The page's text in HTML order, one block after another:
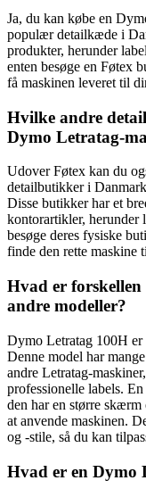
Ja, du kan købe en
populær detailkæde i
produkter, herunder
enten besøge en Føtex
få maskinen leveret til
Hvilke andre
Dymo Letratag-
Udover Føtex kan du
detailbutikker i
Disse butikker har et
kontorartikler, herunder
besøge deres fysiske
finde den rette maskine
Hvad er
andre modeller?
Dymo Letratag 100H er
Denne model har
andre Letratag-
professionelle labels.
den har en større
at anvende maskinen.
og -stile, så du kan
Hvad er en Dymo